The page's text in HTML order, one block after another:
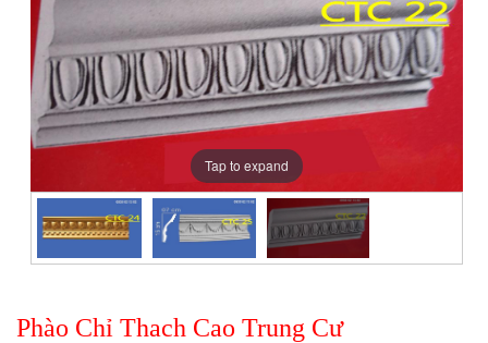
Tap to expand
Phào Chỉ Thach Cao Trung Cư